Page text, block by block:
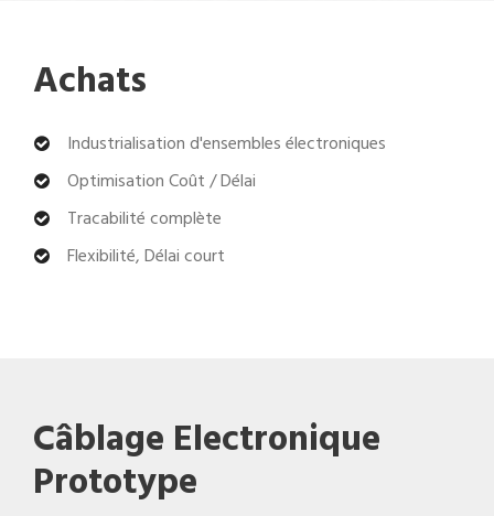
Achats
Industrialisation d'ensembles électroniques
Optimisation Coût / Délai
Tracabilité complète
Flexibilité, Délai court
Câblage Electronique
Prototype